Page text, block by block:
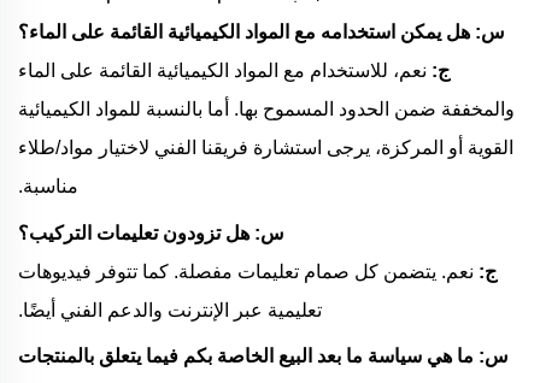
س: هل يمكن استخدامه مع المواد الكيميائية القائمة على الماء؟
ج: نعم، للاستخدام مع المواد الكيميائية القائمة على الماء
والمخففة ضمن الحدود المسموح بها. أما بالنسبة للمواد الكيميائية
القوية أو المركزة، يرجى استشارة فريقنا الفني لاختيار مواد/طلاء
مناسبة.
س: هل تزودون تعليمات التركيب؟
ج: نعم. يتضمن كل صمام تعليمات مفصلة. كما تتوفر فيديوهات
تعليمية عبر الإنترنت والدعم الفني أيضًا.
س: ما هي سياسة ما بعد البيع الخاصة بكم فيما يتعلق بالمنتجات